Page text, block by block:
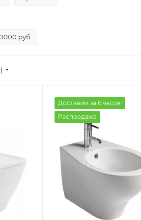
руб.
Доставим за 6 часов!
Распродажа